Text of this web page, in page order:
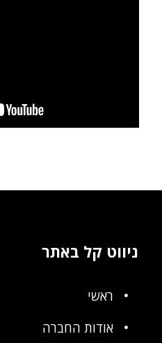
ניווט קל באתר
ראשי
אודות החברה